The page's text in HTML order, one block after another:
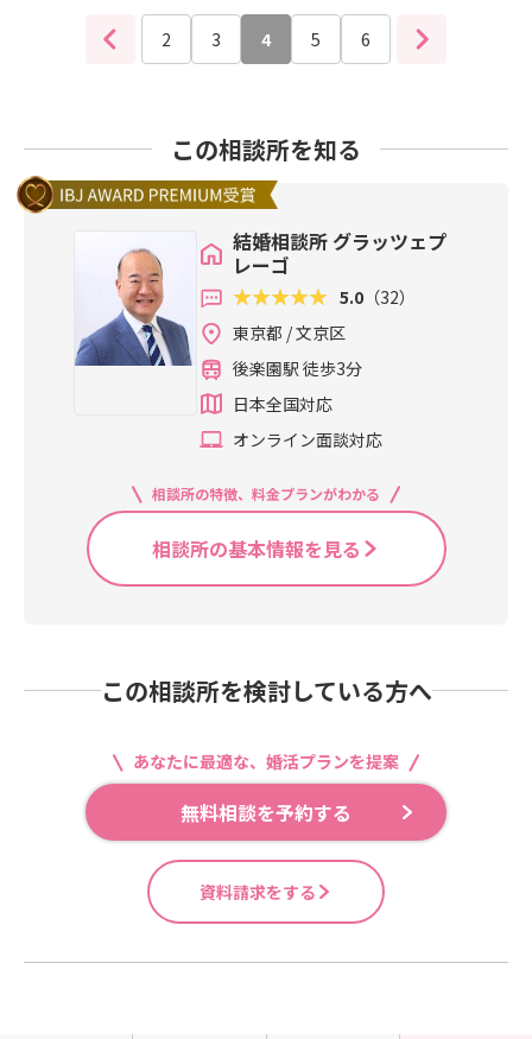
いるかも知れません。その歌詞の世
界が婚活そのもの。合コンでいい男
落ちてラブラブで結婚まで進みま
す。このスピード感が結婚相談所の
婚活のスピード感によく似ているの
です。歌詞の一節に♪BoyMeetsGirl
土曜日遊園地一年たったらハネムー
ン♪とあります。彼女の彼とのデー
トとその後の新婚旅行までの流れが
歌詞とピッタリなのです。平成の名
曲は実は婚活ソングです。このスピ
ード婚ぶりは結婚相談所での出会い
からご成婚とよく似ているなと30年
の月日を経て感じるのです。結婚を
てポジティブに人生が変わった彼女
の幸せぶりにすごく嬉しくなりまし
た。結婚は必ずしなければいけない
ものではありません。でも少しでも
になることは言えそうです。ロマン
スの神様どうもありがとう。
婚の連鎖となりました。写真はSさん
のプロフィール写真撮影時、活動7ヶ
月でご成婚、お相手は一つ年上の31
生を考え初めての婚活。男性の友人
はいたものの恋愛経験がほぼない彼
女にとって男性視点の加藤のサポー
交際4ヶ月、そして成婚退会後も着々
と新生活に向けて動かれ、活動から1
年経たないうちにご入籍し今もお幸
せなお話を伺いました。開発職の彼
女も彼もよく働きよく稼ぐ自立した
カップルです。お二人はとても建設
的に話し合えるタイプ。彼女が活動
時描いた理想にお相手とめぐりあわ
れました。
2 3 4 5 6
この相談所を知る
結婚相談所 グラッツェプ
レーゴ
5.0 （32）
東京都 / 文京区
後楽園駅 徒歩3分
日本全国対応
オンライン面談対応
相談所の特徴、料金プランがわかる
相談所の基本情報を見る
この相談所を検討している方へ
あなたに最適な、婚活プランを提案
無料相談を予約する
資料請求をする